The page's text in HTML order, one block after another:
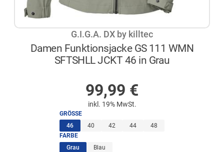
G.I.G.A. DX by killtec
Damen Funktionsjacke GS 111 WMN
SFTSHLL JCKT 46 in Grau
99,99 €
inkl. 19% MwSt.
GRÖSSE
46(ausgewählt)
40 42 44
48
FARBE
Grau(ausgewählt)
Blau